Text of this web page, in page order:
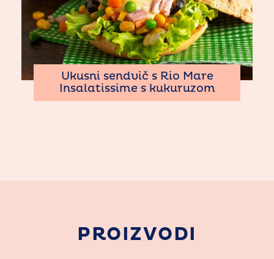
Ukusni sendvič s Rio Mare
Insalatissime s kukuruzom
PROIZVODI